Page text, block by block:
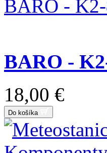
BARO -
18,00 €
Do košíka